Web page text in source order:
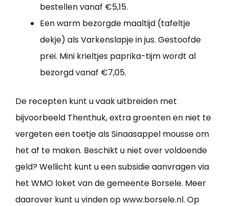
bestellen vanaf €5,15.
Een warm bezorgde maaltijd (tafeltje
dekje) als Varkenslapje in jus. Gestoofde
prei. Mini krieltjes paprika-tijm wordt al
bezorgd vanaf €7,05.
De recepten kunt u vaak uitbreiden met
bijvoorbeeld Thenthuk, extra groenten en niet te
vergeten een toetje als Sinaasappel mousse om
het af te maken. Beschikt u niet over voldoende
geld? Wellicht kunt u een subsidie aanvragen via
het WMO loket van de gemeente Borsele. Meer
daarover kunt u vinden op www.borsele.nl. Op